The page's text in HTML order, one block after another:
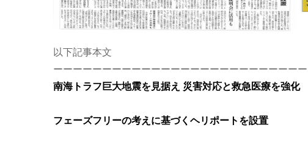
以下記事本文
ーーーーーーーーーーーーーーーーーーーーーーーーーー
南海トラフ巨大地震を見据え 災害対応と救急医療を強化
フェーズフリーの考えに基づくヘリポートを設置